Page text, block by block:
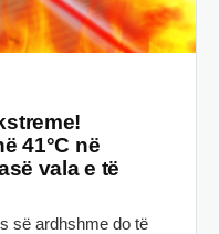
41°C në
vala e të
së ardhshme do të